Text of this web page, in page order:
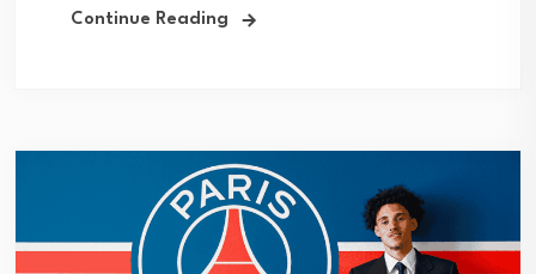
Continue Reading